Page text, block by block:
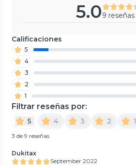
5.09 reseñas
Calificaciones
5
4
3
2
1
Filtrar reseñas por:
5 4 3 2 1
3 de 9 reseñas
Dukitax
September 2022